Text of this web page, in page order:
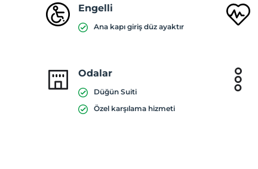
Engelli
Ana kapı giriş düz ayaktır
Odalar
Düğün Suiti
Özel karşılama hizmeti